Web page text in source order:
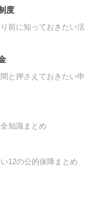
度
前に知っておきたい活
と押さえておきたい申
知識まとめ
12の公的保障まとめ